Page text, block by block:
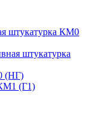
штукатурка КМ0
штукатурка
(НГ)
(Г1)